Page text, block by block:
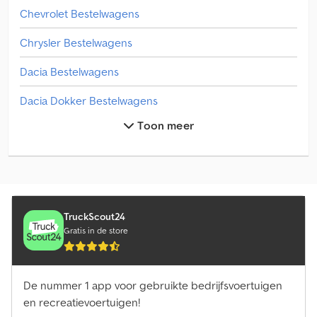
eigenaar, regelmatig onderhouden. Prijs 11.239,- Eur, prijs inclusief
Chevrolet Bestelwagens
Chrysler Bestelwagens
Dacia Bestelwagens
Dacia Dokker Bestelwagens
Fiat Doblo Bestelwagens
Fiat Scudo Bestelwagens
Kia Bestelwagens
Maxus Verhoogde Bestelwagens
Toon meer
TruckScout24
Gratis in de store
De nummer 1 app voor gebruikte bedrijfsvoertuigen
en recreatievoertuigen!